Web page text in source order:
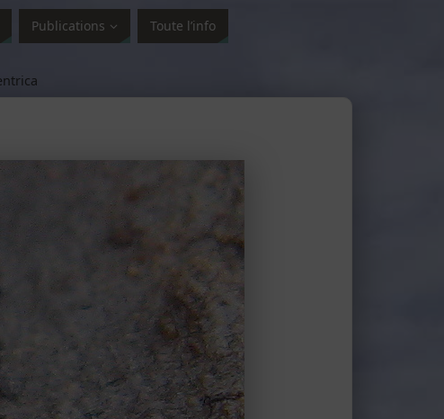
Publications Toute l’info